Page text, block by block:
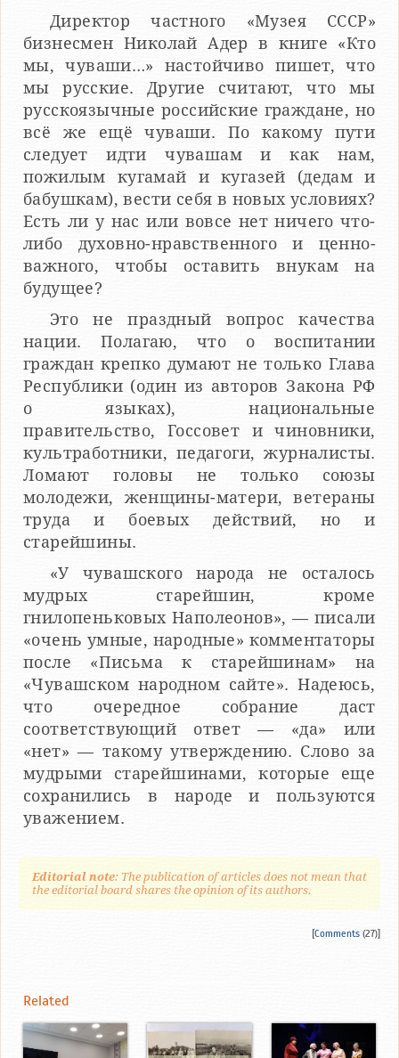
Директор частного «Музея СССР»
бизнесмен Николай Адер в книге «Кто
мы, чуваши…» настойчиво пишет, что
мы русские. Другие считают, что мы
русскоязычные российские граждане, но
всё же ещё чуваши. По какому пути
следует идти чувашам и как нам,
пожилым кугамай и кугазей (дедам и
бабушкам), вести себя в новых условиях?
Есть ли у нас или вовсе нет ничего что-
либо духовно-нравственного и ценно-
важного, чтобы оставить внукам на
будущее?
Это не праздный вопрос качества
нации. Полагаю, что о воспитании
граждан крепко думают не только Глава
Республики (один из авторов Закона РФ
о языках), национальные
правительство, Госсовет и чиновники,
культработники, педагоги, журналисты.
Ломают головы не только союзы
молодежи, женщины-матери, ветераны
труда и боевых действий, но и
старейшины.
«У чувашского народа не осталось
мудрых старейшин, кроме
гнилопеньковых Наполеонов», — писали
«очень умные, народные» комментаторы
после «Письма к старейшинам» на
«Чувашском народном сайте». Надеюсь,
что очередное собрание даст
соответствующий ответ — «да» или
«нет» — такому утверждению. Слово за
мудрыми старейшинами, которые еще
сохранились в народе и пользуются
уважением.
Editorial note: The publication of articles does not mean that
the editorial board shares the opinion of its authors.
[Comments (27)]
Related